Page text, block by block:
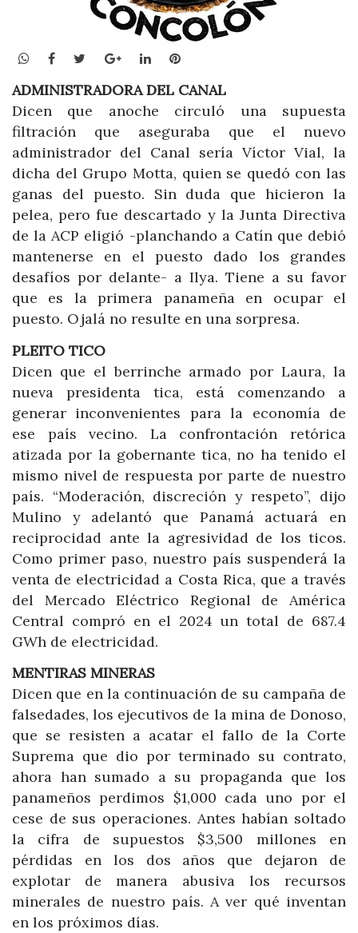
WhatsApp
Facebook
TwitterGoogle+LinkedInPinterest
ADMINISTRADORA DEL CANAL
Dicen que anoche circuló una supuesta
filtración que aseguraba que el nuevo
administrador del Canal sería Víctor Vial, la
dicha del Grupo Motta, quien se quedó con las
ganas del puesto. Sin duda que hicieron la
pelea, pero fue descartado y la Junta Directiva
de la ACP eligió -planchando a Catín que debió
mantenerse en el puesto dado los grandes
desafíos por delante- a Ilya. Tiene a su favor
que es la primera panameña en ocupar el
puesto. Ojalá no resulte en una sorpresa.
PLEITO TICO
Dicen que el berrinche armado por Laura, la
nueva presidenta tica, está comenzando a
generar inconvenientes para la economía de
ese país vecino. La confrontación retórica
atizada por la gobernante tica, no ha tenido el
mismo nivel de respuesta por parte de nuestro
país. “Moderación, discreción y respeto”, dijo
Mulino y adelantó que Panamá actuará en
reciprocidad ante la agresividad de los ticos.
Como primer paso, nuestro país suspenderá la
venta de electricidad a Costa Rica, que a través
del Mercado Eléctrico Regional de América
Central compró en el 2024 un total de 687.4
GWh de electricidad.
MENTIRAS MINERAS
Dicen que en la continuación de su campaña de
falsedades, los ejecutivos de la mina de Donoso,
que se resisten a acatar el fallo de la Corte
Suprema que dio por terminado su contrato,
ahora han sumado a su propaganda que los
panameños perdimos $1,000 cada uno por el
cese de sus operaciones. Antes habían soltado
la cifra de supuestos $3,500 millones en
pérdidas en los dos años que dejaron de
explotar de manera abusiva los recursos
minerales de nuestro país. A ver qué inventan
en los próximos días.